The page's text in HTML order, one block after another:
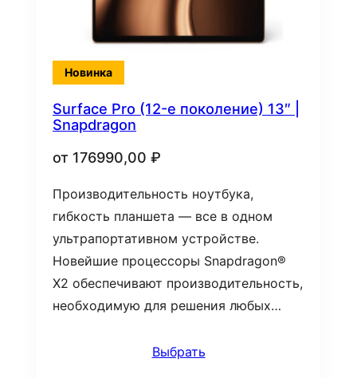
Новинка
Surface Pro (12-е поколение) 13″ |
Snapdragon
от 176990,00 ₽
Производительность ноутбука,
гибкость планшета — все в одном
ультрапортативном устройстве.
Новейшие процессоры Snapdragon®
X2 обеспечивают производительность,
необходимую для решения любых…
Выбрать